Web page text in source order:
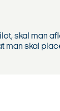
skal man
man skal